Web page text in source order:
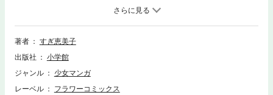
ナと体験することになってしまった優絵は…！？
著者
すぎ恵美子
出版社
小学館
ジャンル
少女マンガ
レーベル
フラワーコミックス